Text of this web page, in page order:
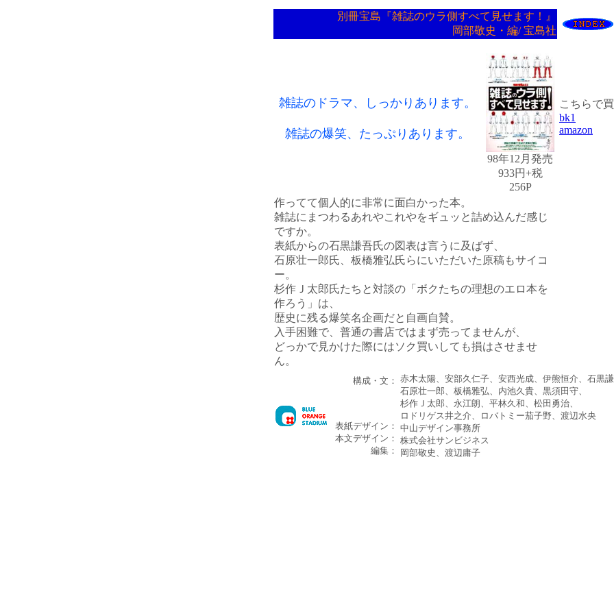
別冊宝島『雑誌のウラ側すべて見せます！』
岡部敬史・編/ 宝島社
雑誌のドラマ、しっかりあります。
雑誌の爆笑、たっぷりあります。
98年12月発売
933円+税
256P
こちらで
bk1
amazon
作ってて個人的に非常に面白かった本。
雑誌にまつわるあれやこれやをギュッと詰め込んだ感じ
ですか。
表紙からの石黒謙吾氏の図表は言うに及ばず、
石原壮一郎氏、板橋雅弘氏らにいただいた原稿もサイコ
ー。
杉作Ｊ太郎氏たちと対談の「ボクたちの理想のエロ本を
作ろう」は、
歴史に残る爆笑名企画だと自画自賛。
入手困難で、普通の書店ではまず売ってませんが、
どっかで見かけた際にはソク買いしても損はさせませ
ん。
構成・文：
表紙デザイン：
本文デザイン：
編集：
赤木太陽、安部久仁子、安西光成、伊熊恒介、石黒
石原壮一郎、板橋雅弘、内池久貴、黒須田守、
杉作Ｊ太郎、永江朗、平林久和、松田勇治、
ロドリゲス井之介、ロバトミー茄子野、渡辺水央
中山デザイン事務所
株式会社サンビジネス
岡部敬史、渡辺庸子